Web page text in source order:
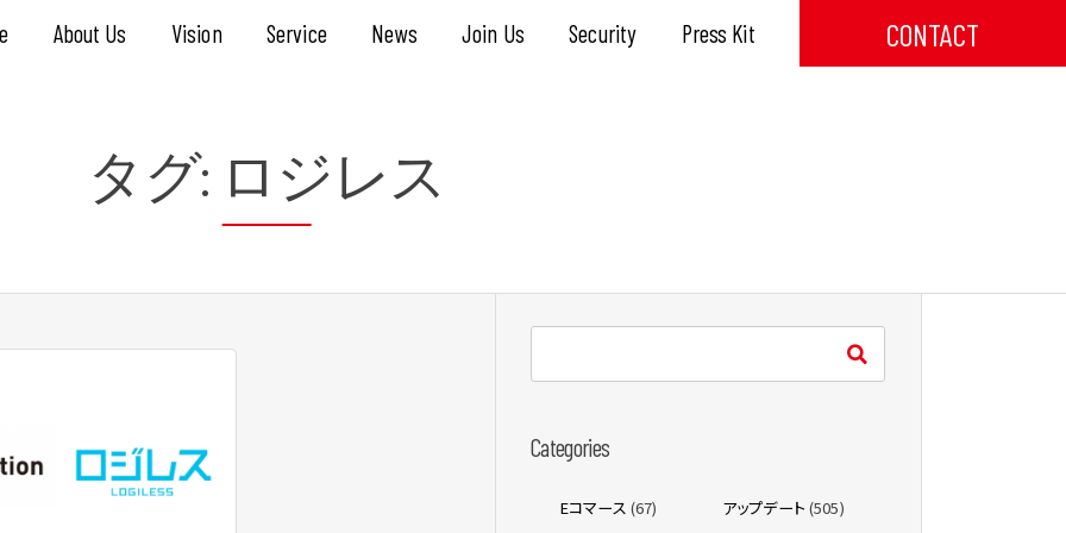
About Us Vision Service News Join Us Security Press Kit CONTACT
タグ: ロジレス
Categories
Eコマース (67) アップデート (505)